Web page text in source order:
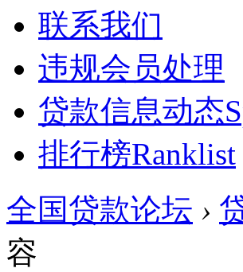
联系我们
违规会员处理
贷款信息动态
排行榜Ranklist
全国贷款论坛 ›
容